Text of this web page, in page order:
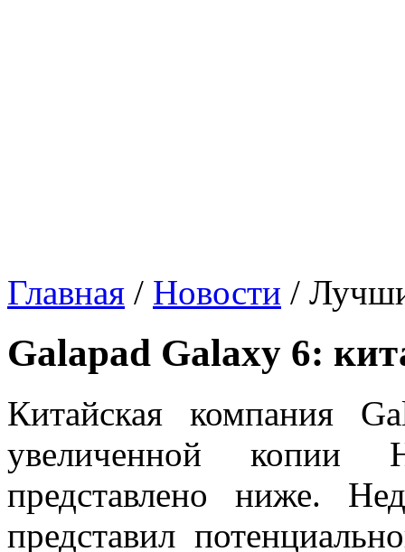
Главная / Новости /
Galapad Galaxy 6:
Китайская компания
увеличенной копии
представлено ниже.
представил